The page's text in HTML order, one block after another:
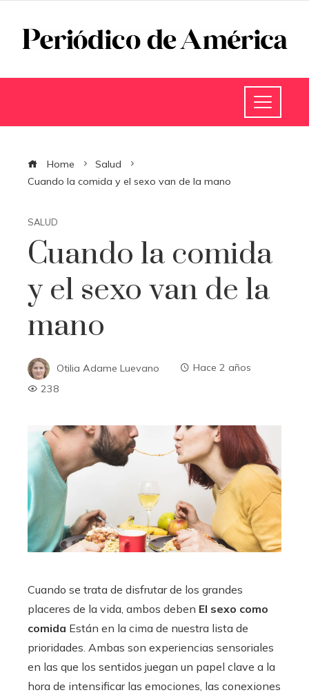
Home
Salud
Cuando la comida y el sexo van de la mano
SALUD
Cuando la comida
y el sexo van de la
mano
Otilia Adame Luevano
Hace 2 años
238
Cuando se trata de disfrutar de los grandes
placeres de la vida, ambos deben El sexo como
comida Están en la cima de nuestra lista de
prioridades. Ambas son experiencias sensoriales
en las que los sentidos juegan un papel clave a la
hora de intensificar las emociones, las conexiones